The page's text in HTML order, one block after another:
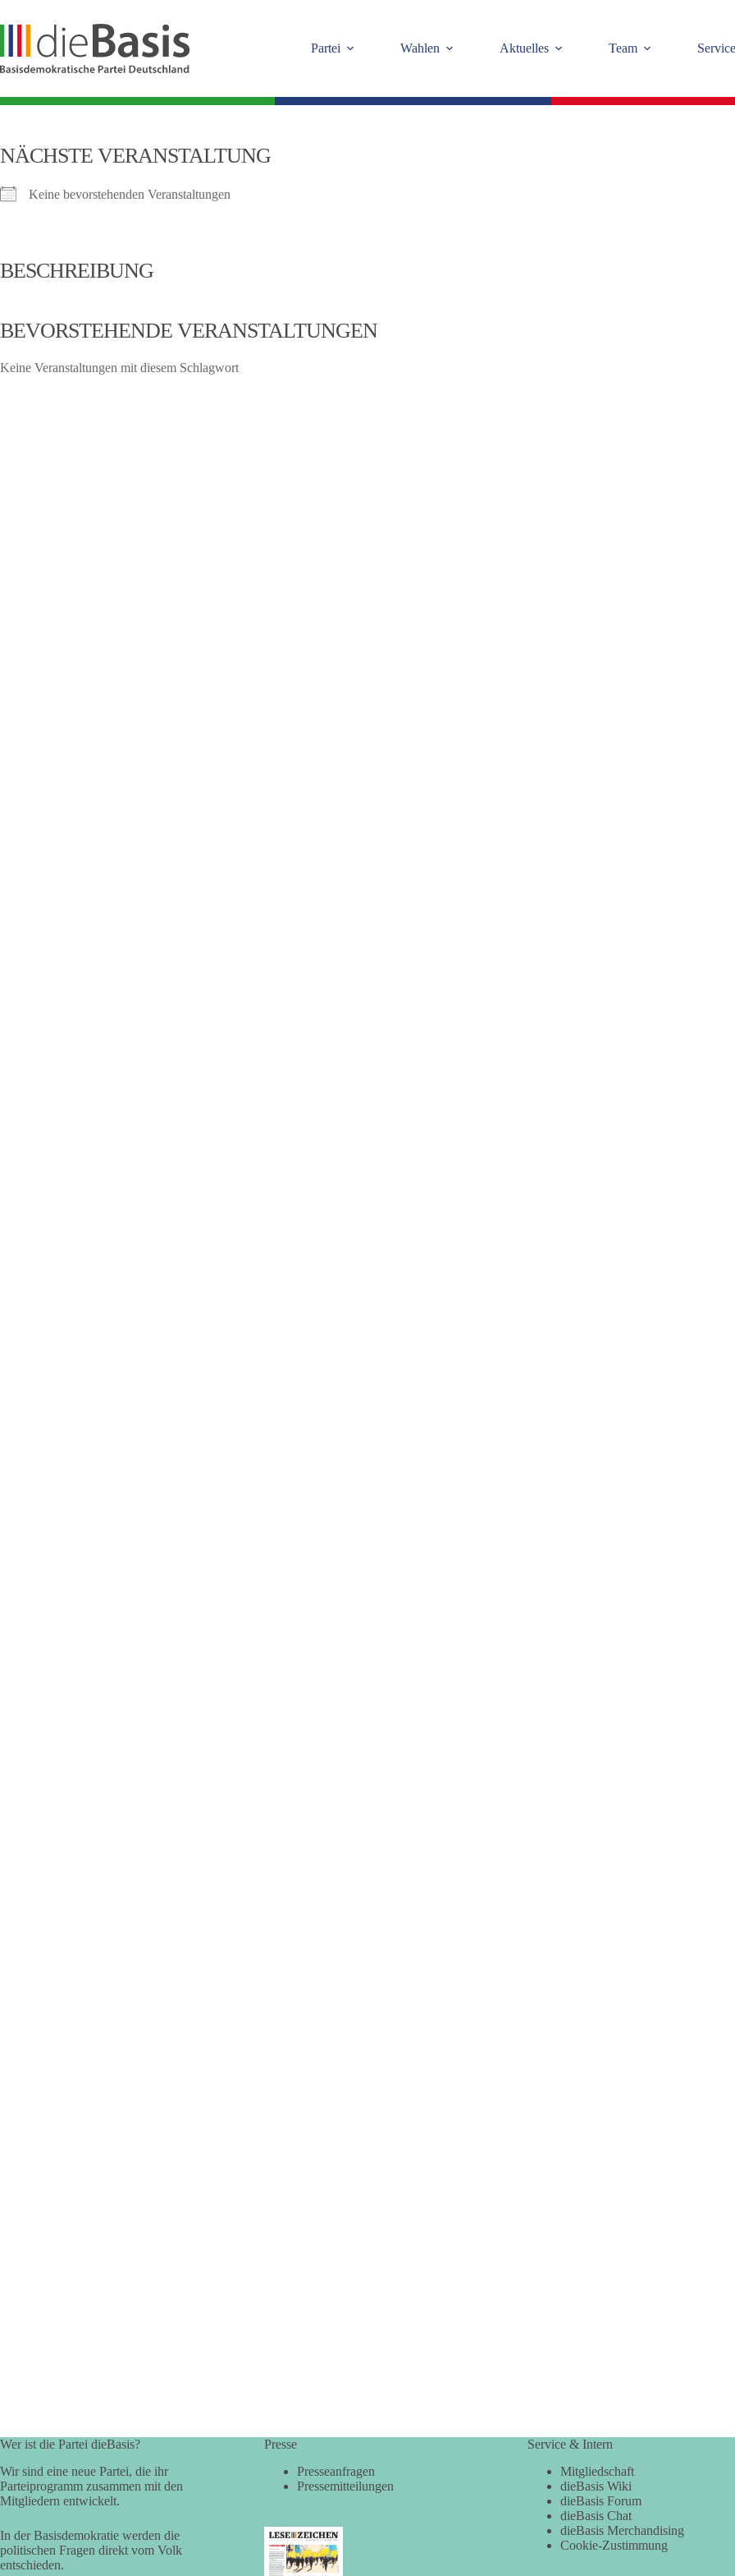
springen
Partei
Wahlen Aktuelles Team Service
NÄCHSTE VERANSTALTUNG
Keine bevorstehenden Veranstaltungen
BESCHREIBUNG
BEVORSTEHENDE VERANSTALTUNGEN
Keine Veranstaltungen mit diesem Schlagwort
Wer ist die Partei dieBasis?
Wir sind eine neue Partei, die ihr
Parteiprogramm zusammen mit den
Mitgliedern entwickelt.
In der Basisdemokratie werden die
politischen Fragen direkt vom Volk
entschieden.
Presse
Presseanfragen
Pressemitteilungen
Service & Intern
Mitgliedschaft
dieBasis Wiki
dieBasis Forum
dieBasis Chat
dieBasis Merchandising
Cookie-Zustimmung